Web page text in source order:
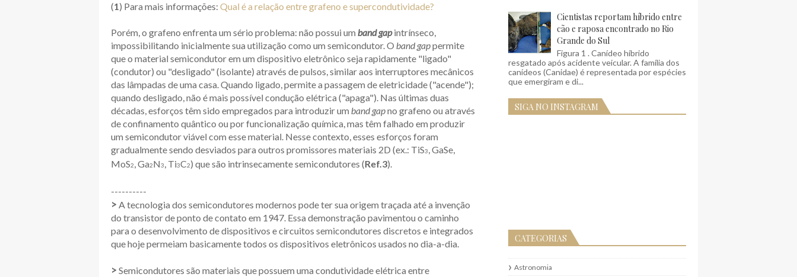
(1) Para mais informações: Qual é a relação entre grafeno e supercondutividade?
Porém, o grafeno enfrenta um sério problema: não possui um band gapintrínseco,
impossibilitando inicialmente sua utilização como um semicondutor. O band gappermite
que o material semicondutor em um dispositivo eletrônico seja rapidamente "ligado"
(condutor) ou "desligado" (isolante) através de pulsos, similar aos interruptores mecânicos
das lâmpadas de uma casa. Quando ligado, permite a passagem de eletricidade ("acende");
quando desligado, não é mais possível condução elétrica ("apaga"). Nas últimas duas
décadas, esforços têm sido empregados para introduzir um band gapno grafeno ou através
de confinamento quântico ou por funcionalização química, mas têm falhado em produzir
um semicondutor viável com esse material. Nesse contexto, esses esforços foram
gradualmente sendo desviados para outros promissores materiais 2D (ex.: TiS3, GaSe,
MoS2, Ga2N3, Ti3C2) que são intrinsecamente semicondutores (Ref.3).
----------
> A tecnologia dos semicondutores modernos pode ter sua origem traçada até a invenção
do transistor de ponto de contato em 1947. Essa demonstração pavimentou o caminho
para o desenvolvimento de dispositivos e circuitos semicondutores discretos e integrados
que hoje permeiam basicamente todos os dispositivos eletrônicos usados no dia-a-dia.
> Semicondutores são materiais que possuem uma condutividade elétrica entre
Cientistas reportam híbrido entre
cão e raposa encontrado no Rio
Grande do Sul
Figura 1 . Canídeo híbrido
resgatado após acidente veicular. A família dos
canídeos (Canidae) é representada por espécies
que emergiram e di...
SIGA NO INSTAGRAM
CATEGORIAS
Astronomia